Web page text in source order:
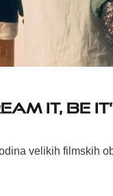
It,
velikih filmskih